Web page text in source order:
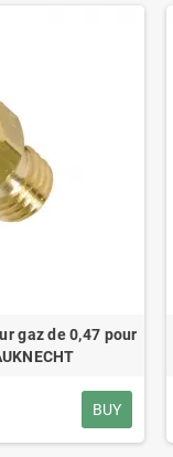
gaz de 0,47 pour
BUY